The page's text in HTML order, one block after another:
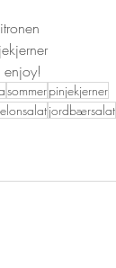
sommerpinjekjerner
jordbærsalat